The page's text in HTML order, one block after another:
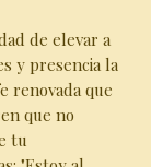
de elevar a
y presencia la
renovada que
que no
tu